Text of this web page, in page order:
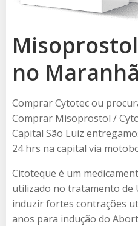
no
Comprar Cytotec ou
Comprar Misoprostol /
Capital São Luiz
24 hrs na capital via
Citoteque é um
utilizado no tratamento de
induzir fortes contrações
anos para indução do